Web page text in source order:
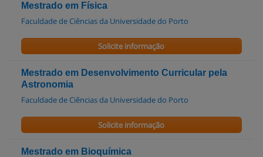
Mestrado em Física
Faculdade de Ciências da Universidade do Porto
Solicite informação
Mestrado em Desenvolvimento Curricular pela
Astronomia
Faculdade de Ciências da Universidade do Porto
Solicite informação
Mestrado em Bioquímica